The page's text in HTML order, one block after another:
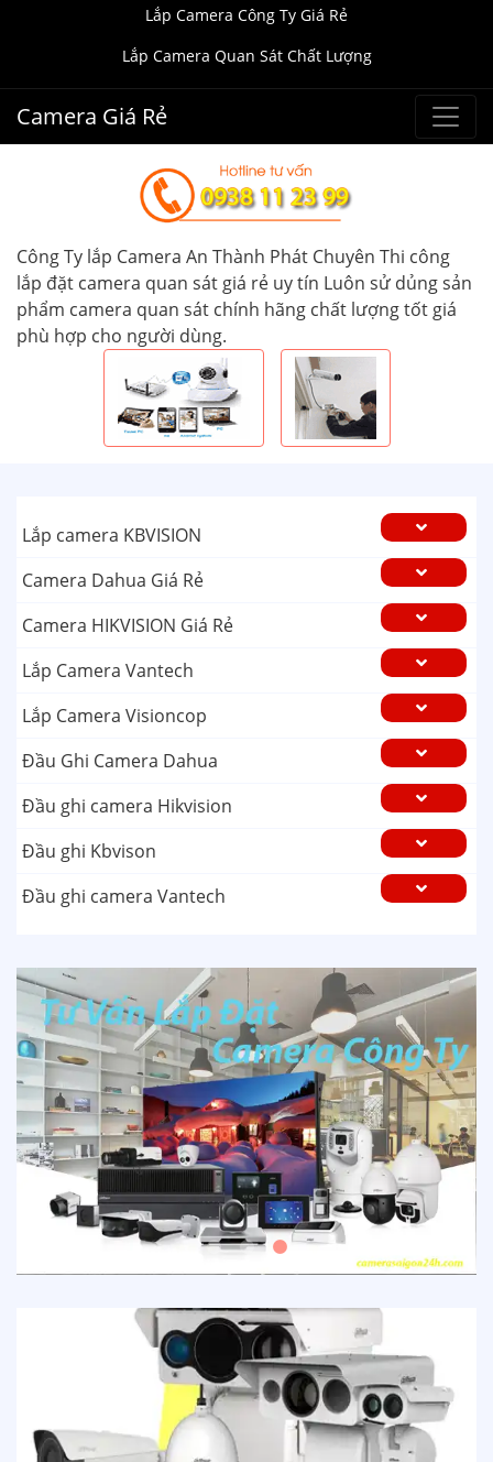
Lắp Camera Công Ty Giá Rẻ
Lắp Camera Quan Sát Chất Lượng
Camera Giá Rẻ
Công Ty lắp Camera An Thành Phát Chuyên Thi công
lắp đặt camera quan sát giá rẻ uy tín Luôn sử dủng sản
phẩm camera quan sát chính hãng chất lượng tốt giá
phù hợp cho người dùng.
Lắp camera KBVISION
Camera Dahua Giá Rẻ
Camera HIKVISION Giá Rẻ
Lắp Camera Vantech
Lắp Camera Visioncop
Đầu Ghi Camera Dahua
Đầu ghi camera Hikvision
Đầu ghi Kbvison
Đầu ghi camera Vantech